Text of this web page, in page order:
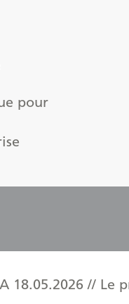
pour
18.05.2026 //